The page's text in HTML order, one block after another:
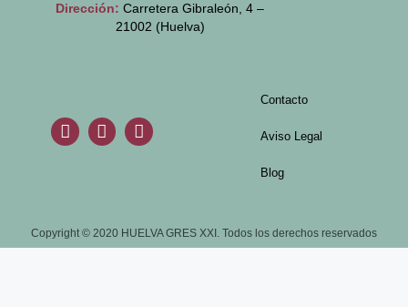
Dirección: Carretera Gibraleón, 4 –
21002 (Huelva)
Contacto
Aviso Legal
Blog
Copyright © 2020 HUELVA GRES XXI. Todos los derechos reservados